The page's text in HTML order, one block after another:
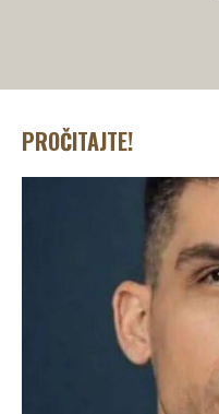
PROČITAJTE!